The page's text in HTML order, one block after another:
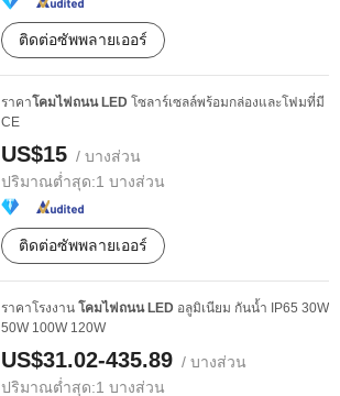
ติดต่อซัพพลายเออร์
ราคาโคมไฟถนน LED โซลาร์เซลล์พร้อมกล่องและโฟมที่มี
CE
US$15 / บางส่วน
ปริมาณต่ำสุด:1 บางส่วน
ติดต่อซัพพลายเออร์
ราคาโรงงาน โคมไฟถนน LED อลูมิเนียม กันน้ำ IP65 30W
50W 100W 120W
US$31.02-435.89 / บางส่วน
ปริมาณต่ำสุด:1 บางส่วน